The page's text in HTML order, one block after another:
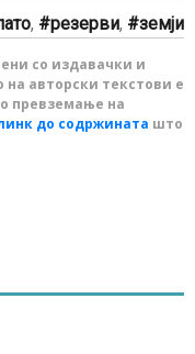
, резерви, земји
со издавачки и
авторски текстови е
превземање на
до содржината што